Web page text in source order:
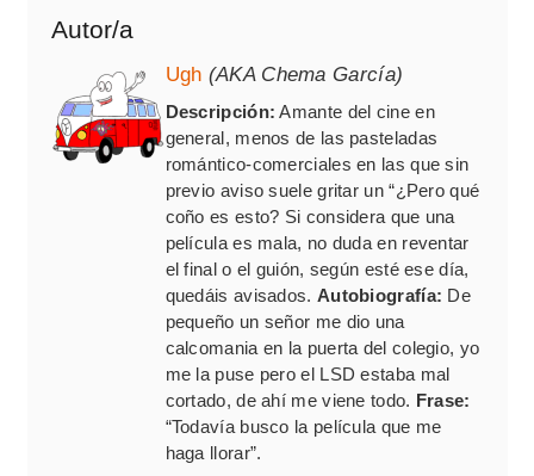
Autor/a
Ugh (AKA Chema García)
Descripción: Amante del cine en
general, menos de las pasteladas
romántico-comerciales en las que sin
previo aviso suele gritar un “¿Pero qué
coño es esto? Si considera que una
película es mala, no duda en reventar
el final o el guión, según esté ese día,
quedáis avisados. Autobiografía: De
pequeño un señor me dio una
calcomania en la puerta del colegio, yo
me la puse pero el LSD estaba mal
cortado, de ahí me viene todo. Frase:
“Todavía busco la película que me
haga llorar”.